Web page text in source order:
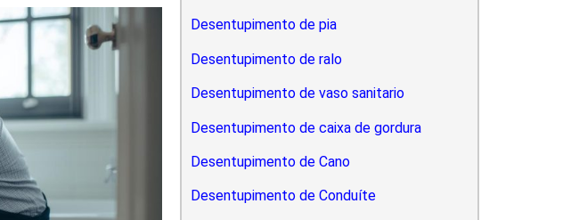
Desentupimento de pia
Desentupimento de ralo
Desentupimento de vaso sanitario
Desentupimento de caixa de gordura
Desentupimento de Cano
Desentupimento de Conduíte